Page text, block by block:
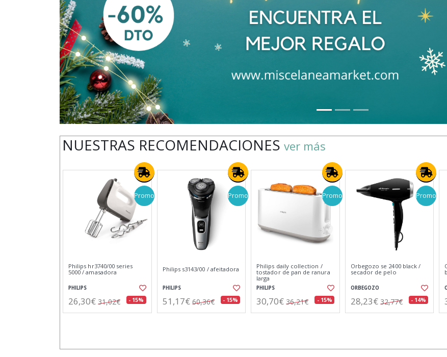
NUESTRAS RECOMENDACIONES ver más
Promo
Orbegozo tov 6200 vintage
rojo / ranura larga
ORBEGOZO
33,07€ 38,38€ - 14%
Promo
Energy sistem auriculares
gaming esg 4 sur 7.1 red
ENERGY SISTEM
31,29€ 37,29€ - 16%
Promo
Logitech auricular+micro
h340 usb
LOGITECH
20,31€ 25,03€ - 19%
Promo
Energy sistem auriculares
freestyle space negro
ENERGY SISTEM
37,93€ 44,71€ - 15%